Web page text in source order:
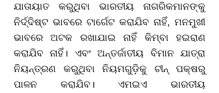
ଯାତାୟାତ କରୁଥିବା ଭାରତୀୟ ନାଗରିକମାନଙ୍କୁ
ନିର୍ଦ୍ଦିଷ୍ଟ ଭାବରେ ଟାର୍ଗେଟ କରାଯିବ ନାହିଁ, ମନମୁଖୀ
ଭାବରେ ଅଟକ ରଖାଯାଇ ନାହିଁ କିମ୍ବା ହଇରାଣ
କରାଯିବ ନାହିଁ। ଏବଂ ଅନ୍ତର୍ଜାତୀୟ ବିମାନ ଯାତ୍ରା
ନିୟନ୍ତ୍ରଣ କରୁଥିବା ନିୟମଗୁଡ଼ିକୁ ଚୀନ୍ ପକ୍ଷରୁ
ପାଳନ କରାଯିବ। ଏମଇଏ ଭାରତୀୟ